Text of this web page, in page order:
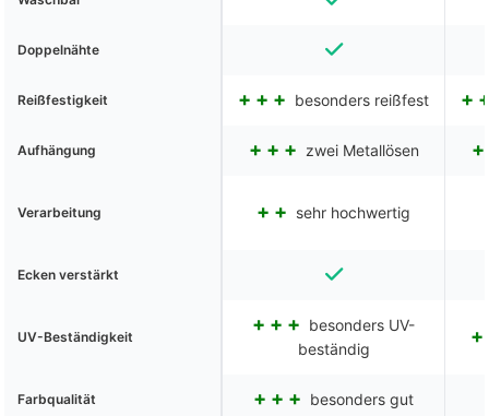
Doppelnähte
Reißfestigkeit besonders reißfest
Aufhängung zwei Metallösen
Verarbeitung sehr hochwertig
Ecken verstärkt
UV-Beständigkeit
besonders UV-
beständig
Farbqualität besonders gut